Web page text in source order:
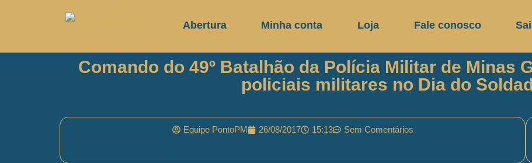
Abertura Minha conta Loja Fale conosco
Comando do 49º Batalhão da Polícia Militar de Minas
policiais militares no Dia do
Equipe PontoPM 26/08/2017 15:13 Sem Comentários